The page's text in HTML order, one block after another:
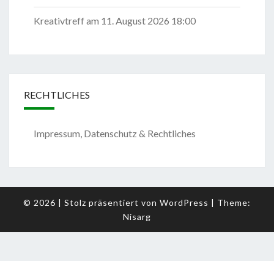
Kreativtreffam 11. August 2026 18:00
RECHTLICHES
Impressum, Datenschutz & Rechtliches
© 2026 | Stolz präsentiert von WordPress | Theme:
Nisarg